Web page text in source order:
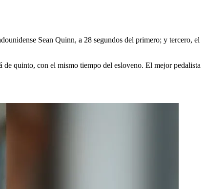
Sean Quinn, a 28 segundos del primero; y tercero, el
de quinto, con el mismo tiempo del esloveno. El mejor pedalista